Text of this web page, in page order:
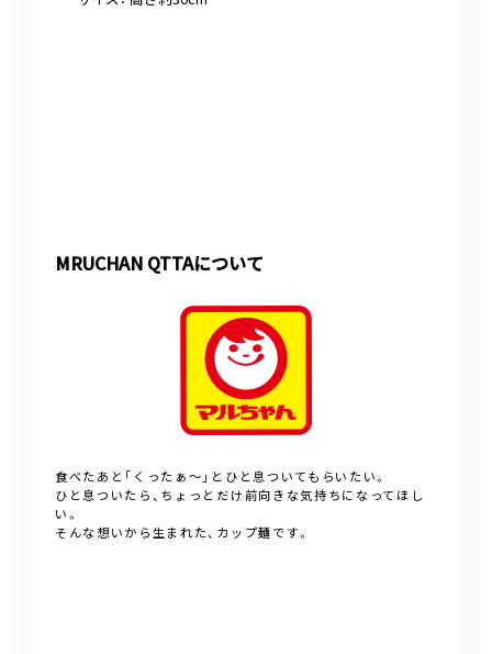
MRUCHAN QTTAについて
食べたあと「くったぁ～」とひと息ついてもらいたい。
ひと息ついたら、ちょっとだけ前向きな気持ちになってほし
い。
そんな想いから生まれた、カップ麺です。